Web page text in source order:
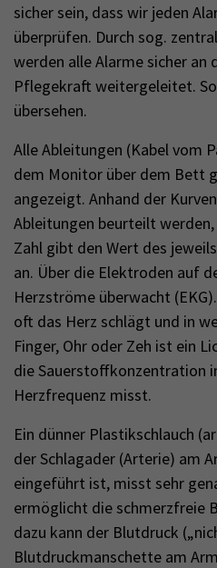
sicher sein, dass wir jeden
überprüfen. Durch sog.
werden alle Alarme sicher an
Pflegekraft weitergeleitet.
übersehen.
Alle Ableitungen (Kabel vom
dem Monitor über dem Bett
angezeigt. Anhand der
Ableitungen beurteilt
Zahl gibt den Wert des
an. Über die Elektroden auf
Herzströme überwacht
oft das Herz schlägt und in
Finger, Ohr oder Zeh ist ein
die Sauerstoffkonzentration
Herzfrequenz misst.
Ein dünner Plastikschlauch
der Schlagader (Arterie) am
eingeführt ist, misst sehr
ermöglicht die schmerzfreie
dazu kann der Blutdruck
Blutdruckmanschette am